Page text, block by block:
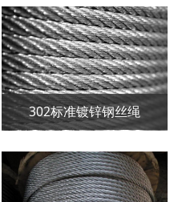
302标准镀锌钢丝绳